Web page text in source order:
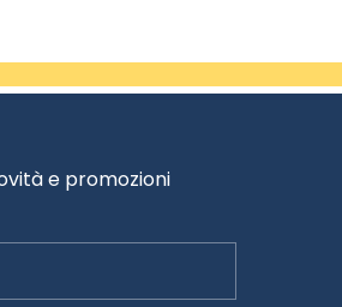
e promozioni